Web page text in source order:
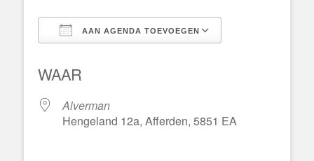
AAN AGENDA TOEVOEGEN
WAAR
Alverman
Hengeland 12a, Afferden, 5851 EA